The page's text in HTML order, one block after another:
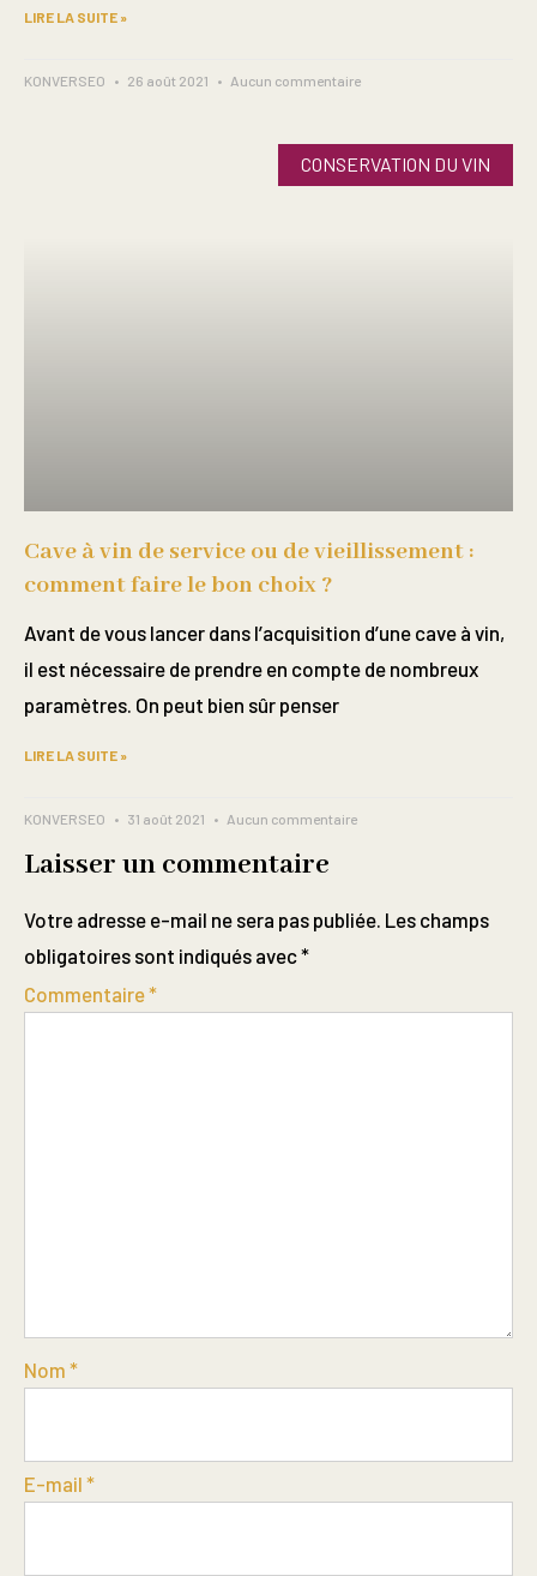
LIRE LA SUITE »
KONVERSEO 26 août 2021 Aucun commentaire
CONSERVATION DU VIN
Cave à vin de service ou de vieillissement :
comment faire le bon choix ?
Avant de vous lancer dans l’acquisition d’une cave à vin,
il est nécessaire de prendre en compte de nombreux
paramètres. On peut bien sûr penser
LIRE LA SUITE »
KONVERSEO 31 août 2021 Aucun commentaire
Laisser un commentaire
Votre adresse e-mail ne sera pas publiée. Les champs
obligatoires sont indiqués avec*
Commentaire*
Nom *
E-mail *